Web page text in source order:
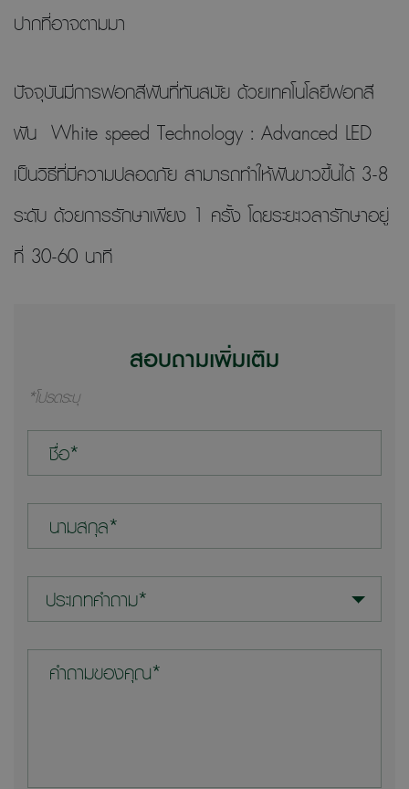
ปากที่อาจตามมา
ปัจจุบันมีการฟอกสีฟันที่ทันสมัย ด้วยเทคโนโลยีฟอกสี
ฟัน White speed Technology : Advanced LED
เป็นวิธีที่มีความปลอดภัย สามารถทำให้ฟันขาวขึ้นได้ 3-8
ระดับ ด้วยการรักษาเพียง 1 ครั้ง โดยระยะเวลารักษาอยู่
ที่ 30-60 นาที
สอบถามเพิ่มเติม
*โปรดระบุ
ชื่อ*
นามสกุล*
ประเภทคำถาม*
คำถามของคุณ*